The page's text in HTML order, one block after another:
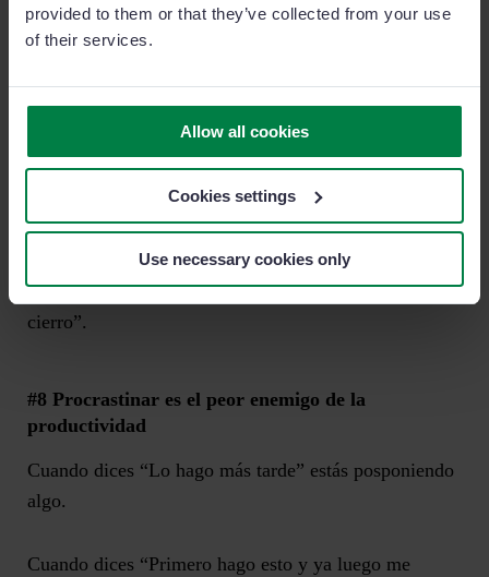
provided to them or that they’ve collected from your use
of their services.
Allow all cookies
Cookies settings
Use necessary cookies only
de entrada o perfiles en RRSS a ver si llegan
nuevos emails o notificaciones que
correoydemás cuentas.
Si quieres ser productivodebes establecer unarutina
todas las áreas de tu vida. Sobre todo,
que son adictivas. Televisión, series, redes sociales,
videojuegos… Aquí has de hacer un gran esfuerzo y
cumplir con ello. Por ejemplo, “Dedico una hora y lo
cierro”.
#8 Procrastinar es el peor enemigo de la
productividad
Cuando dices “Lo hago más tarde” estás posponiendo
algo.
Cuando dices “Primero hago esto y ya luego me